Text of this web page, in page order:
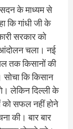
सदन के माध्यम से
कि गांधी जी के
सरकार को
चला। नई
तक किसानों की
कि किसान
लेकिन दिल्ली के
सफल नहीं होने
की। बार बार